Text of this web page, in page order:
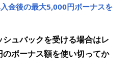
金後の最大5,000円ボーナスを
ュバックを受ける場合はレ
ボーナス額を使い切ってか